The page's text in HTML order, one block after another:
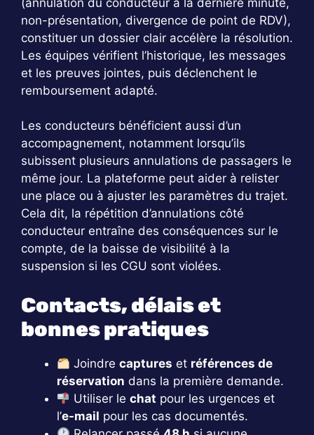
non-présentation, divergence de point de RDV),
constituer un dossier clair accélère la résolution.
Les équipes vérifient l’historique, les messages
et les preuves jointes, puis déclenchent le
remboursement adapté.
Les conducteurs bénéficient aussi d’un
accompagnement, notamment lorsqu’ils
subissent plusieurs annulations de passagers le
même jour. La plateforme peut aider à relister
une place ou à ajuster les paramètres du trajet.
Cela dit, la répétition d’annulations côté
conducteur entraîne des conséquences sur le
compte, de la baisse de visibilité à la
suspension si les CGU sont violées.
Contacts, délais et
bonnes pratiques
Joindrecaptures et références de
réservation dans la première demande.
Utiliser lechat pour les urgences et
l’e-mail pour les cas documentés.